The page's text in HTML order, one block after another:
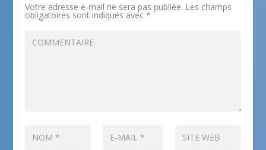
Votre adresse e-mail ne sera pas publiée. Les champs
obligatoires sont indiqués avec*